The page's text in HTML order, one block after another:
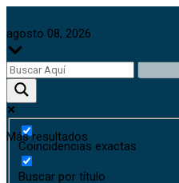
agosto 08, 2026
Más resultados
Coincidencias exactas
Buscar por título